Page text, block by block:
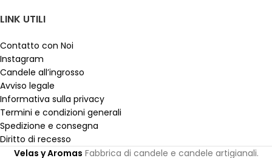
LINK UTILI
Contatto con Noi
Instagram
Candele all’ingrosso
Avviso legale
Informativa sulla privacy
Termini e condizioni generali
Spedizione e consegna
Diritto di recesso
Velas y Aromas Fabbrica di candele e candele artigianali.